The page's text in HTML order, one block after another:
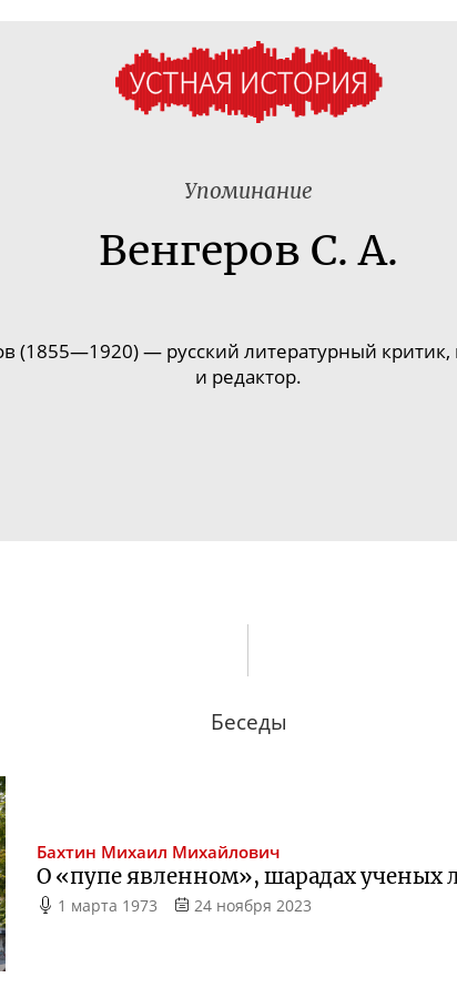
Упоминание
Венгеров С. А.
(1855—1920) — русский литературный критик,
и редактор.
Беседы
Бахтин Михаил Михайлович
О «пупе явленном», шарадах ученых
1 марта 1973 24 ноября 2023